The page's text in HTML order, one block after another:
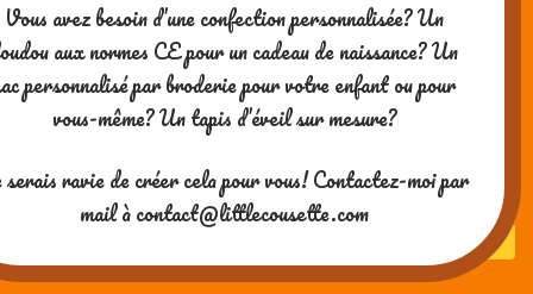
Coffret « Décors de Gâteaux pour les
enfants », Editions Usborne
Powered by WordPress| theme SG Window
Vous avez besoin d’une confection personnalisée? Un
aux normes CE pour un cadeau de naissance? Un
personnalisé par broderie pour votre enfant ou pour
vous-même? Un tapis d’éveil sur mesure?
ravie de créer cela pour vous! Contactez-moi par
mail à contact@littlecousette.com
Merci pour votre visite ! Si vous
aimez mes contenus, vous
pouvez me soutenir en me